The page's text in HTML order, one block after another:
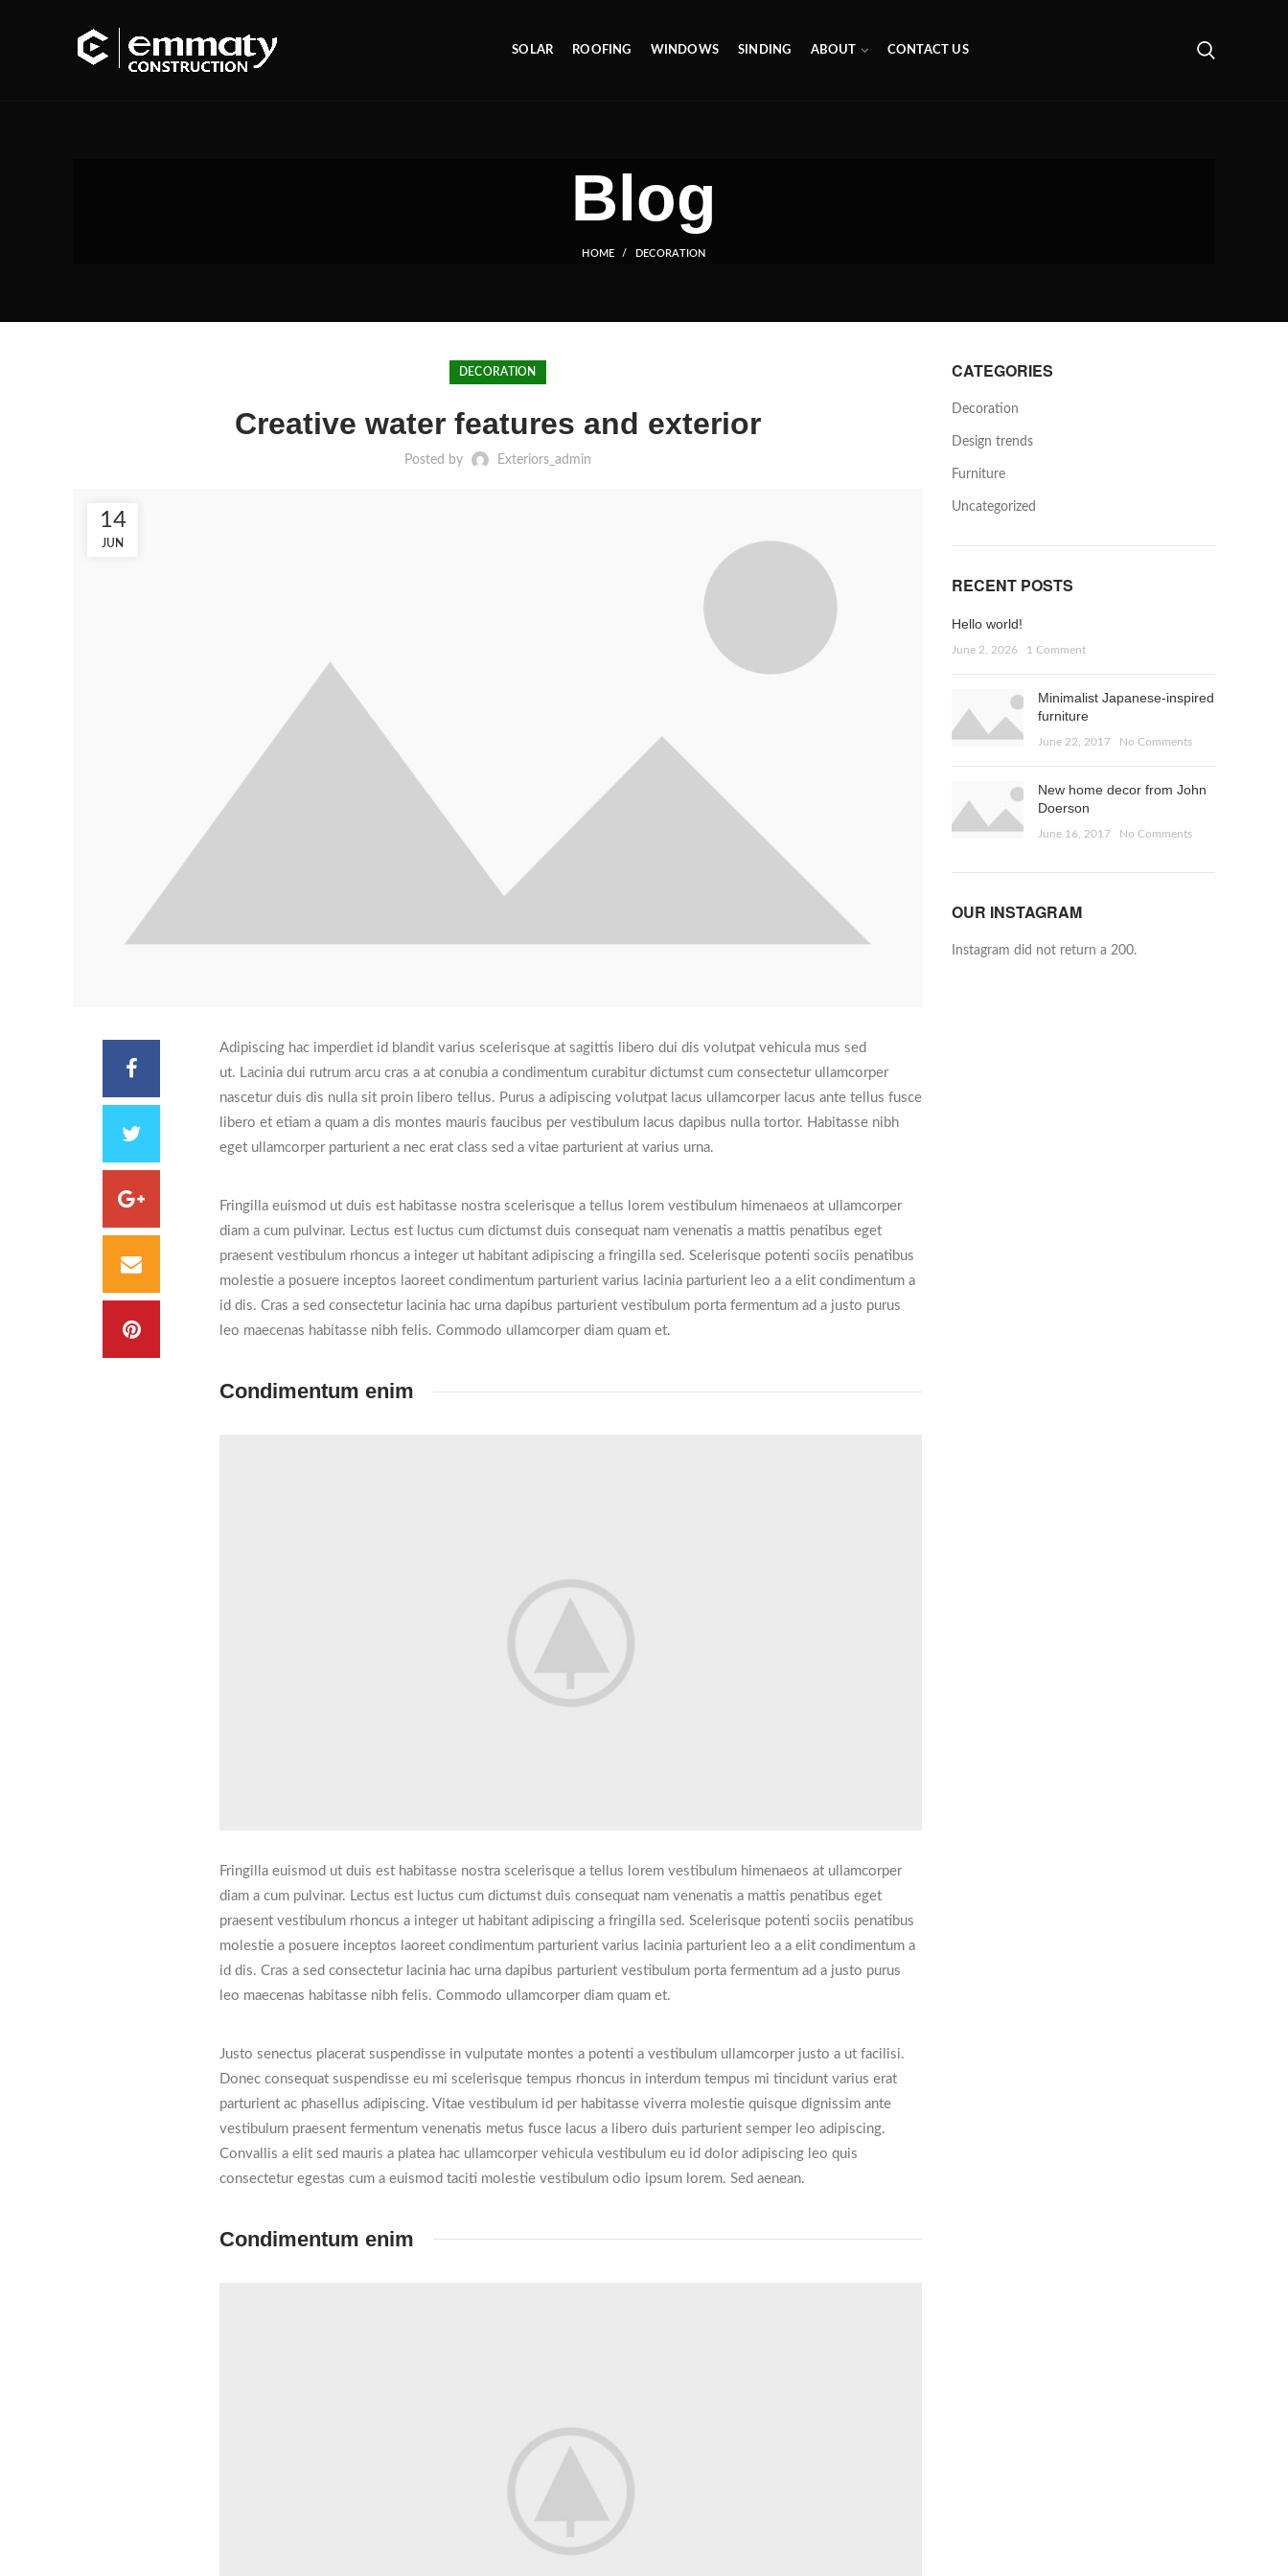
SOLAR ROOFING WINDOWS SINDING ABOUT CONTACT US
Blog
HOME DECORATION
DECORATION
Creative water features and exterior
Posted by Exteriors_admin
14
JUN
Adipiscing hac imperdiet id blandit varius scelerisque at sagittis libero dui dis volutpat vehicula mus sed
ut. Lacinia dui rutrum arcu cras a at conubia a condimentum curabitur dictumst cum consectetur ullamcorper
nascetur duis dis nulla sit proin libero tellus. Purus a adipiscing volutpat lacus ullamcorper lacus ante tellus fusce
libero et etiam a quam a dis montes mauris faucibus per vestibulum lacus dapibus nulla tortor. Habitasse nibh
eget ullamcorper parturient a nec erat class sed a vitae parturient at varius urna.
Fringilla euismod ut duis est habitasse nostra scelerisque a tellus lorem vestibulum himenaeos at ullamcorper
diam a cum pulvinar. Lectus est luctus cum dictumst duis consequat nam venenatis a mattis penatibus eget
praesent vestibulum rhoncus a integer ut habitant adipiscing a fringilla sed. Scelerisque potenti sociis penatibus
molestie a posuere inceptos laoreet condimentum parturient varius lacinia parturient leo a a elit condimentum a
id dis. Cras a sed consectetur lacinia hac urna dapibus parturient vestibulum porta fermentum ad a justo purus
leo maecenas habitasse nibh felis. Commodo ullamcorper diam quam et.
Condimentum enim
Fringilla euismod ut duis est habitasse nostra scelerisque a tellus lorem vestibulum himenaeos at ullamcorper
diam a cum pulvinar. Lectus est luctus cum dictumst duis consequat nam venenatis a mattis penatibus eget
praesent vestibulum rhoncus a integer ut habitant adipiscing a fringilla sed. Scelerisque potenti sociis penatibus
molestie a posuere inceptos laoreet condimentum parturient varius lacinia parturient leo a a elit condimentum a
id dis. Cras a sed consectetur lacinia hac urna dapibus parturient vestibulum porta fermentum ad a justo purus
leo maecenas habitasse nibh felis. Commodo ullamcorper diam quam et.
Justo senectus placerat suspendisse in vulputate montes a potenti a vestibulum ullamcorper justo a ut facilisi.
Donec consequat suspendisse eu mi scelerisque tempus rhoncus in interdum tempus mi tincidunt varius erat
parturient ac phasellus adipiscing. Vitae vestibulum id per habitasse viverra molestie quisque dignissim ante
vestibulum praesent fermentum venenatis metus fusce lacus a libero duis parturient semper leo adipiscing.
Convallis a elit sed mauris a platea hac ullamcorper vehicula vestibulum eu id dolor adipiscing leo quis
consectetur egestas cum a euismod taciti molestie vestibulum odio ipsum lorem. Sed aenean.
Condimentum enim
CATEGORIES
Decoration
Design trends
Furniture
Uncategorized
RECENT POSTS
Hello world!
June 2, 2026 1 Comment
Minimalist Japanese-inspired
furniture
June 22, 2017 No Comments
New home decor from John
Doerson
June 16, 2017 No Comments
OUR INSTAGRAM
Instagram did not return a 200.